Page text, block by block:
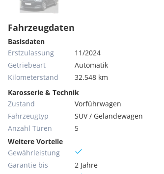
Fahrzeugdaten
Basisdaten
Erstzulassung
11/2024
Getriebeart
Automatik
Kilometerstand
32.548 km
Karosserie & Technik
Zustand
Vorführwagen
Fahrzeugtyp
SUV / Geländewagen
Anzahl Türen
5
Weitere Vorteile
Gewährleistung
Garantie bis
2 Jahre